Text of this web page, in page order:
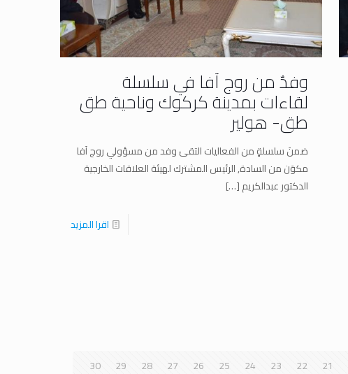
وفدٌ من روج آفا في سلسلة
لقاءات بمدينة كركوك وناحية طق
طق- هولير
ضمنَ سلسلةٍ من الفعاليات التقىَ وفد من مسؤولي روج آفا
مكوَن من السادة, الرئيس المشترك لهيئة العلاقات الخارجية
الدكتور عبدالكريم[…]
اقرا المزيد
21
22
23
24
25
26
27
28
29
30